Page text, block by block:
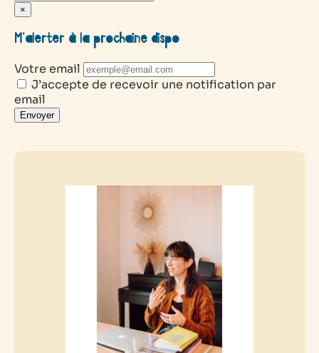
×
M’alerter à la prochaine dispo
Votre email
J’accepte de recevoir une notification par
email
Envoyer